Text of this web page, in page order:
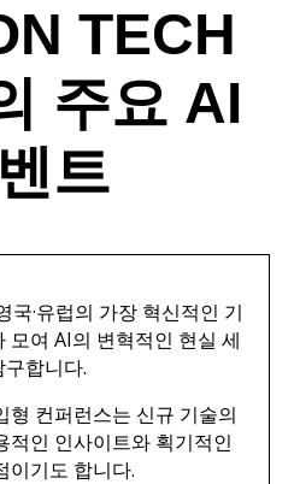
TECH
주요 AI
트
·유럽의 가장 혁신적인 기
모여 AI의 변혁적인 현실 세
합니다.
형 컨퍼런스는 신규 기술의
적인 인사이트와 획기적인
이기도 합니다.